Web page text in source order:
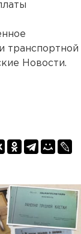
транспортной
Новости.